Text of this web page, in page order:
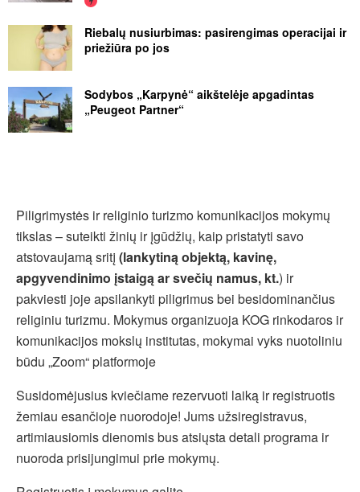
Riebalų nusiurbimas: pasirengimas operacijai ir
priežiūra po jos
Sodybos „Karpynė“ aikštelėje apgadintas
„Peugeot Partner“
Piligrimystės ir religinio turizmo komunikacijos mokymų
tikslas – suteikti žinių ir įgūdžių, kaip pristatyti savo
atstovaujamą sritį (lankytiną objektą, kavinę,
apgyvendinimo įstaigą ar svečių namus, kt.) ir
pakviesti joje apsilankyti piligrimus bei besidominančius
religiniu turizmu. Mokymus organizuoja KOG rinkodaros ir
komunikacijos mokslų institutas, mokymai vyks nuotoliniu
būdu „Zoom“ platformoje
Susidomėjusius kviečiame rezervuoti laiką ir registruotis
žemiau esančioje nuorodoje! Jums užsiregistravus,
artimiausiomis dienomis bus atsiųsta detali programa ir
nuoroda prisijungimui prie mokymų.